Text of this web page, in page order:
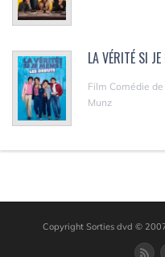
LA VÉRITÉ SI
Film Comédie
Munz
Copyright Sorties dvd ©